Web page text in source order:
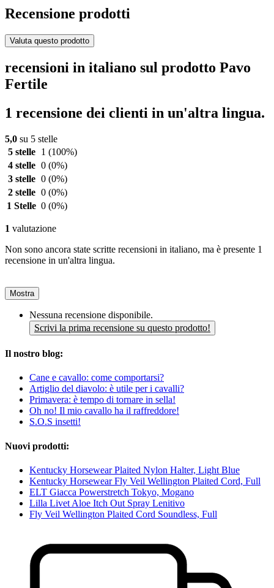
Recensione prodotti
Valuta questo prodotto
recensioni in italiano sul prodotto Pavo
Fertile
1 recensione dei clienti in un'altra lingua.
5,0 su 5 stelle
5 stelle
1 (100%)
4 stelle 0 (0%)
3 stelle 0 (0%)
2 stelle 0 (0%)
1 Stelle 0 (0%)
1 valutazione
Non sono ancora state scritte recensioni in italiano, ma è presente 1
recensione in un'altra lingua.
Mostra
Nessuna recensione disponibile.
Scrivi la prima recensione su questo prodotto!
Il nostro blog:
Cane e cavallo: come comportarsi?
Artiglio del diavolo: è utile per i cavalli?
Primavera: è tempo di tornare in sella!
Oh no! Il mio cavallo ha il raffreddore!
S.O.S insetti!
Nuovi prodotti:
Kentucky Horsewear Plaited Nylon Halter, Light Blue
Kentucky Horsewear Fly Veil Wellington Plaited Cord, Full
ELT Giacca Powerstretch Tokyo, Mogano
Lilla Livet Aloe Itch Out Spray Lenitivo
Fly Veil Wellington Plaited Cord Soundless, Full